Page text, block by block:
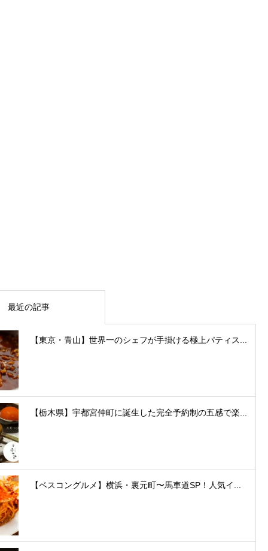
最近の記事
【東京・青山】世界一のシェフが手掛ける極上パティス...
【栃木県】宇都宮仲町に誕生した完全予約制の五感で楽...
【ベスコングルメ】横浜・裏元町〜馬車道SP！人気イ...